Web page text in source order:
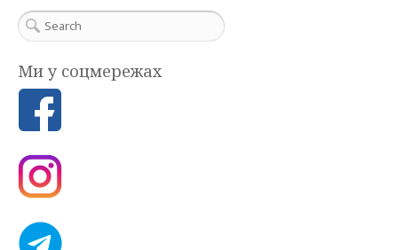
Ми у соцмережах